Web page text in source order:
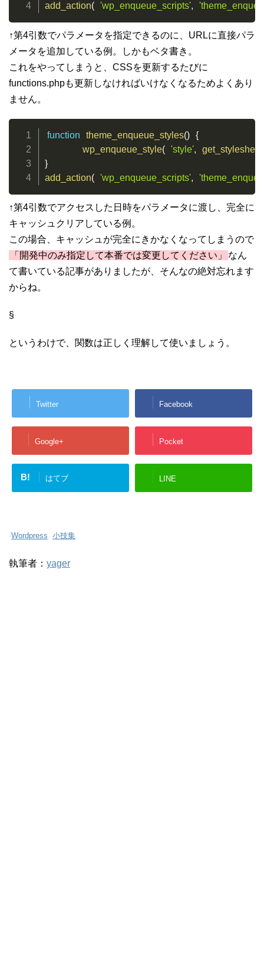
add_action( 'wp_enqueue_scripts',
↑第4引数でパラメータを指定できるのに、URLに直接パラ
メータを追加している例。しかもベタ書き。
これをやってしまうと、CSSを更新するたびに
functions.phpも更新しなければいけなくなるためよくあり
ません。
function theme_enqueue_styles()
{
wp_enqueue_style( 'style',
}
add_action( 'wp_enqueue_scripts',
↑第4引数でアクセスした日時をパラメータに渡し、完全に
キャッシュクリアしている例。
この場合、キャッシュが完全にきかなくなってしまうので
「開発中のみ指定して本番では変更してください」
なん
て書いている記事がありましたが、そんなの絶対忘れます
からね。
§
というわけで、関数は正しく理解して使いましょう。
Twitter Facebook
Google+ Pocket
B! はてブ LINE
-Wordpress, 小技集
執筆者： yager